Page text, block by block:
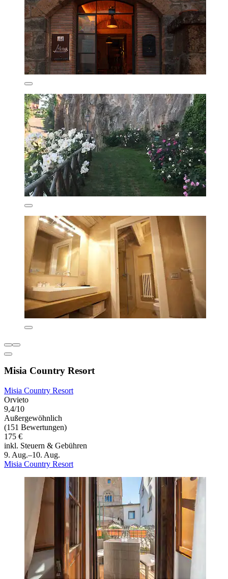
Misia Country Resort
Misia Country Resort
Orvieto
9,4/10
Außergewöhnlich
(151 Bewertungen)
175 €
inkl. Steuern & Gebühren
9. Aug.–10. Aug.
Misia Country Resort